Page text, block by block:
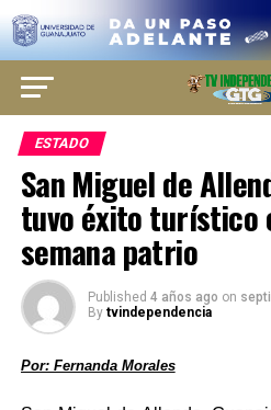
ESTADO
San Miguel de
tuvo éxito turístico
semana patrio
Published 4 años ago on
By tvindependencia
Por: Fernanda Morales